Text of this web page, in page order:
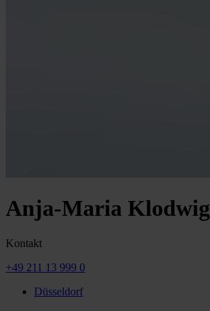
Anja-Maria Klodwig
Kontakt
+49 211 13 999 0
Düsseldorf